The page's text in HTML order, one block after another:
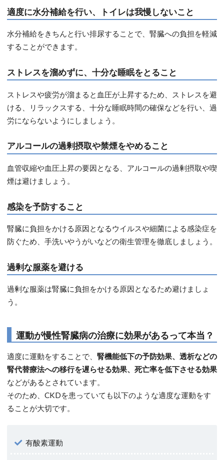
適度に水分補給を行い、トイレは我慢しないこと
水分補給をきちんと行い排尿することで、腎臓への負担を軽減
することができます。
ストレスを溜めずに、十分な睡眠をとること
ストレスや疲労が溜まると血圧が上昇するため、ストレスを避
ける、リラックスする、十分な睡眠時間の確保などを行い、過
労にならないようにしましょう。
アルコールの過剰摂取や禁煙をやめること
血管収縮や血圧上昇の要因となる、アルコールの過剰摂取や喫
煙は避けましょう。
感染を予防すること
腎臓に負担をかける原因となるウイルスや細菌による感染症を
防ぐため、手洗いやうがいなどの衛生管理を徹底しましょう。
過剰な服薬を避ける
過剰な服薬は腎臓に負担をかける原因となるため避けましょ
う。
運動が慢性腎臓病の治療に効果があるって本当？
適度に運動をすることで、 腎機能低下の予防効果、透析などの
腎代替療法への移行を遅らせる効果、死亡率を低下させる効果
などがあるとされています。
そのため、CKDを患っていても以下のような適度な運動をす
ることが大切です。
有酸素運動